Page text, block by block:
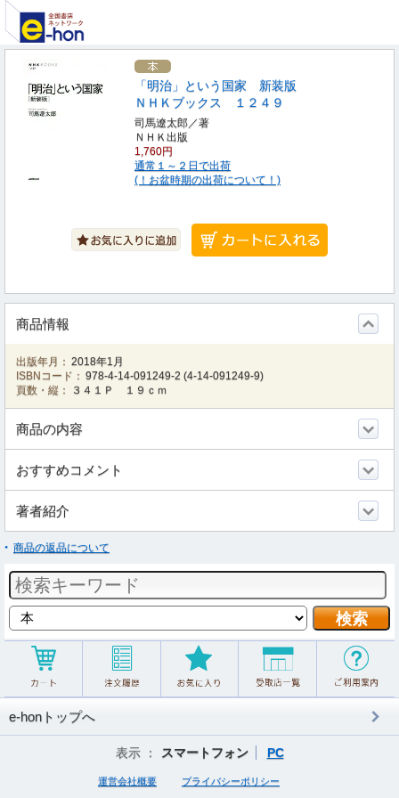
「明治」という国家 新装版
ＮＨＫブックス １２４９
司馬遼太郎／著
ＮＨＫ出版
1,760円
通常１～２日で出荷
(！お盆時期の出荷について！)
商品情報
出版年月： 2018年1月
ISBNコード： 978-4-14-091249-2 (4-14-091249-9)
頁数・縦：
３４１Ｐ １９ｃｍ
商品の内容
おすすめコメント
著者紹介
商品の返品について
e-honトップへ
表示 ： スマートフォン PC
運営会社概要 プライバシーポリシー